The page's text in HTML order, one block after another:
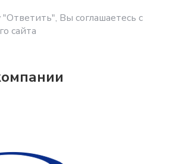
Вы соглашаетесь с
сайта